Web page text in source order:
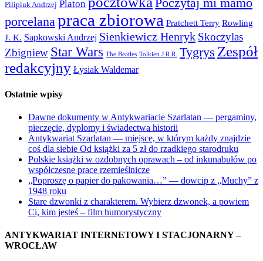
Pilipiuk Andrzej Platon
porcelanapraca zbiorowa Pratchett Terry Rowling
J. K. Sapkowski Andrzej Sienkiewicz Henryk Skoczylas
Zbigniew Star Wars The Beatles Tolkien J.R.R. Tygrys Zespół
redakcyjny Łysiak Waldemar
Ostatnie wpisy
Dawne dokumenty w Antykwariacie Szarlatan — pergaminy,
pieczęcie, dyplomy i świadectwa historii
Antykwariat Szarlatan — miejsce, w którym każdy znajdzie
coś dla siebie Od książki za 5 zł do rzadkiego starodruku
Polskie książki w ozdobnych oprawach – od inkunabułów po
współczesne prace rzemieślnicze
„Poproszę o papier do pakowania…” — dowcip z „Muchy” z
1948 roku
Stare dzwonki z charakterem. Wybierz dzwonek, a powiem
Ci, kim jesteś – film humorystyczny
ANTYKWARIAT INTERNETOWY I STACJONARNY –
WROCŁAW